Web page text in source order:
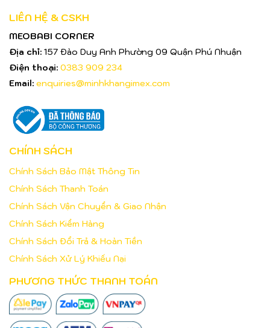
LIÊN HỆ & CSKH
MEOBABI CORNER
Địa chỉ: 157 Đào Duy Anh Phường 09 Quận Phú Nhuận
Điện thoại: 0383 909 234
Email: enquiries@minhkhangimex.com
CHÍNH SÁCH
Chính Sách Bảo Mật Thông Tin
Chính Sách Thanh Toán
Chính Sách Vận Chuyển & Giao Nhận
Chính Sách Kiểm Hàng
Chính Sách Đổi Trả & Hoàn Tiền
Chính Sách Xử Lý Khiếu Nại
PHƯƠNG THỨC THANH TOÁN